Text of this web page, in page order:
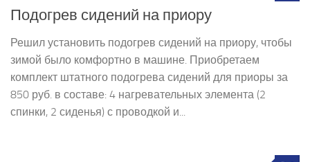
Подогрев сидений на приору
Решил установить подогрев сидений на приору, чтобы
зимой было комфортно в машине. Приобретаем
комплект штатного подогрева сидений для приоры за
850 руб. в составе: 4 нагревательных элемента (2
спинки, 2 сиденья) с проводкой и...